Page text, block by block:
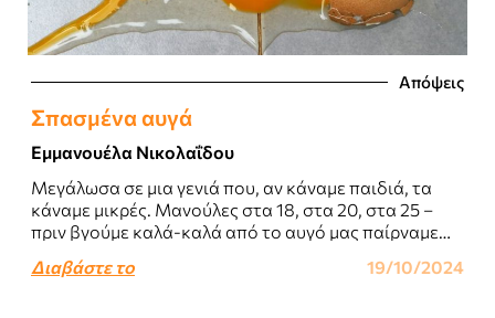
Απόψεις
Σπασμένα αυγά
Εμμανουέλα Νικολαΐδου
Μεγάλωσα σε μια γενιά που, αν κάναμε παιδιά, τα
κάναμε μικρές. Μανούλες στα 18, στα 20, στα 25 –
πριν βγούμε καλά-καλά από το αυγό μας παίρναμε
Διαβάστε το 19/10/2024